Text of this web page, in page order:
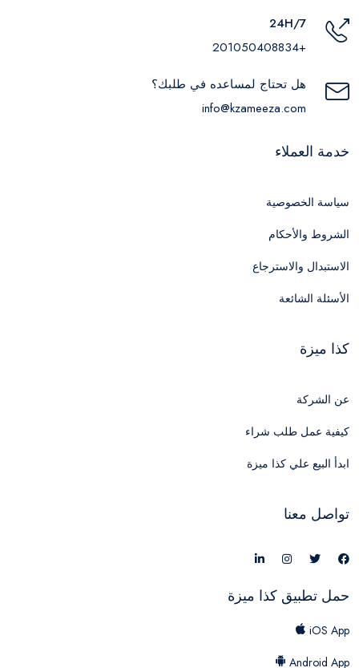
24H/7
+201050408834
هل تحتاج لمساعده في طلبك؟
info@kzameeza.com
خدمة العملاء
سياسة الخصوصية
الشروط والأحكام
الاستبدال والاسترجاع
الأسئلة الشائعة
كذا ميزة
عن الشركة
كيفية عمل طلب شراء
ابدأ البيع علي كذا ميزة
تواصل معنا
حمل تطبيق كذا ميزة
iOS App
Android App